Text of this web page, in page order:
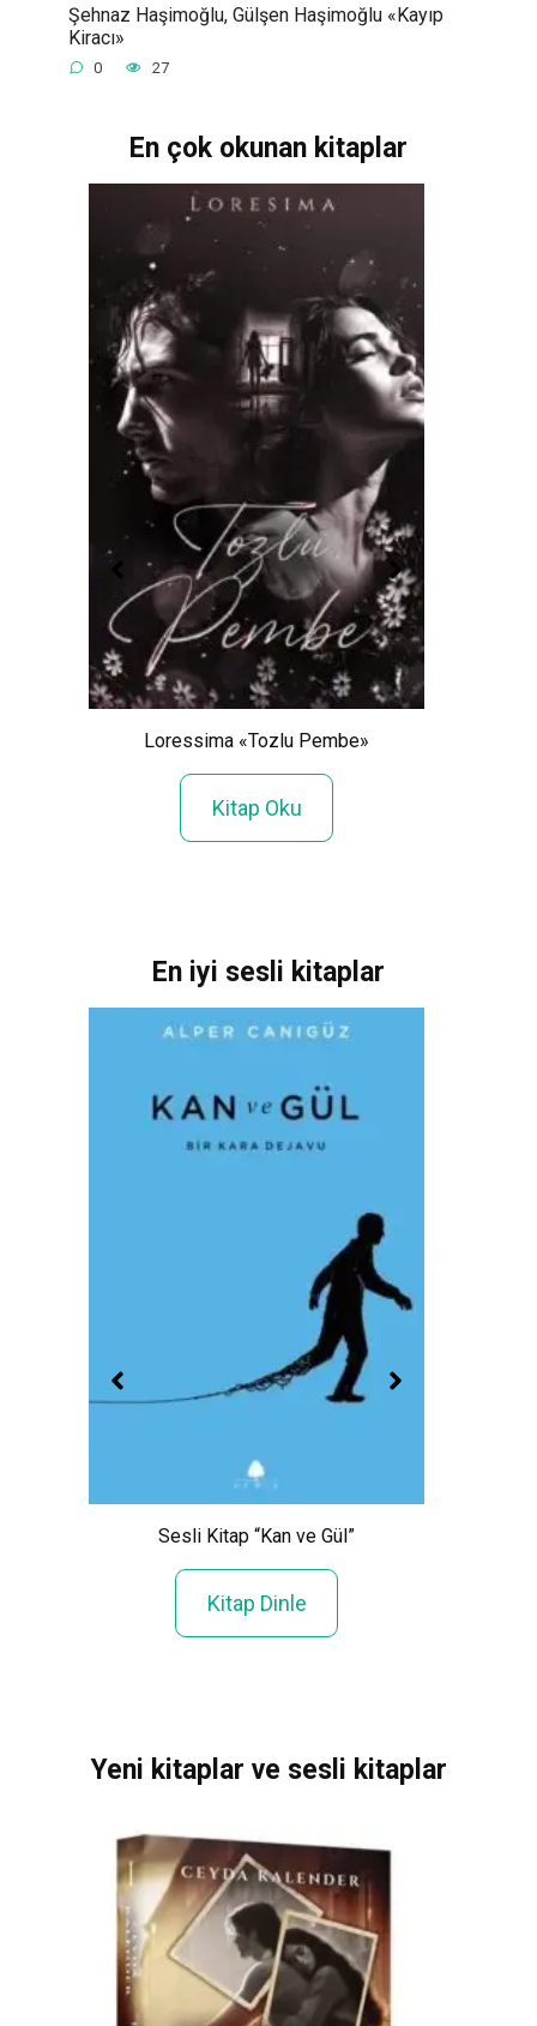
Şehnaz Haşimoğlu, Gülşen Haşimoğlu «Kayıp
Kiracı»
0 27
En çok okunan kitaplar
Loressima «Tozlu Pembe»
Kitap Oku
En iyi sesli kitaplar
Sesli Kitap “Kan ve Gül”
Kitap Dinle
Yeni kitaplar ve sesli kitaplar